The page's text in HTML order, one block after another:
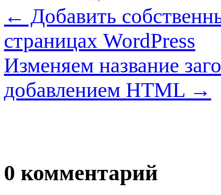
← Добавить
страницах WordPress
Изменяем название
добавлением HTML →
0 комментарий